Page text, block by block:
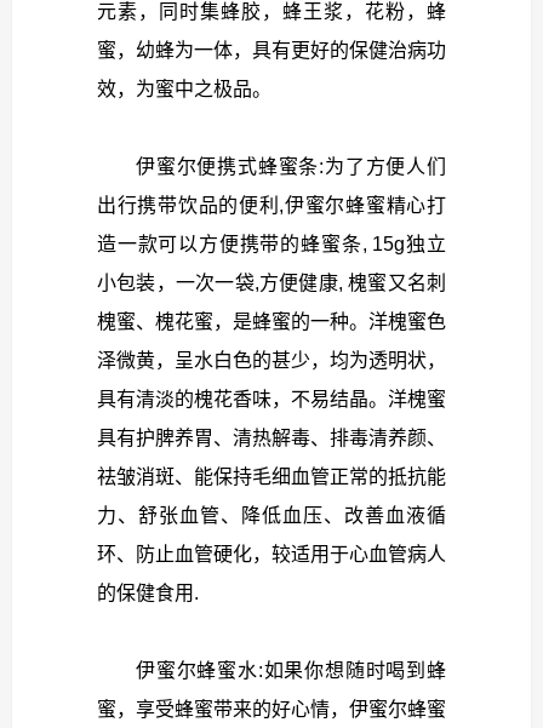
元素，同时集蜂胶，蜂王浆，花粉，蜂
蜜，幼蜂为一体，具有更好的保健治病功
效，为蜜中之极品。
伊蜜尔便携式蜂蜜条:为了方便人们
出行携带饮品的便利,伊蜜尔蜂蜜精心打
造一款可以方便携带的蜂蜜条, 15g独立
小包装，一次一袋,方便健康, 槐蜜又名刺
槐蜜、槐花蜜，是蜂蜜的一种。洋槐蜜色
泽微黄，呈水白色的甚少，均为透明状，
具有清淡的槐花香味，不易结晶。洋槐蜜
具有护脾养胃、清热解毒、排毒清养颜、
祛皱消斑、能保持毛细血管正常的抵抗能
力、舒张血管、降低血压、改善血液循
环、防止血管硬化，较适用于心血管病人
的保健食用.
伊蜜尔蜂蜜水:如果你想随时喝到蜂
蜜，享受蜂蜜带来的好心情，伊蜜尔蜂蜜